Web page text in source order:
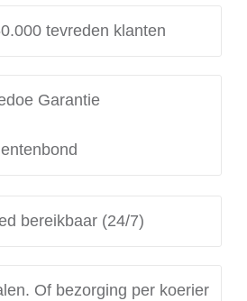
tevreden klanten
Garantie
bereikbaar (24/7)
Of bezorging per koerier